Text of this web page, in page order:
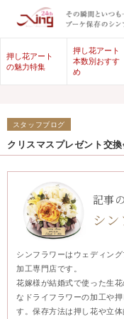
押し花アート
の魅力特集
押し花アート
本数別おすす
め
スタッフブログ
クリスマスプレゼント交
記事
シ
シンフラワーはウェディン
加工専門店です。
花嫁様が結婚式で使った生
なドライフラワーの加工や
す。保存方法は押し花や立